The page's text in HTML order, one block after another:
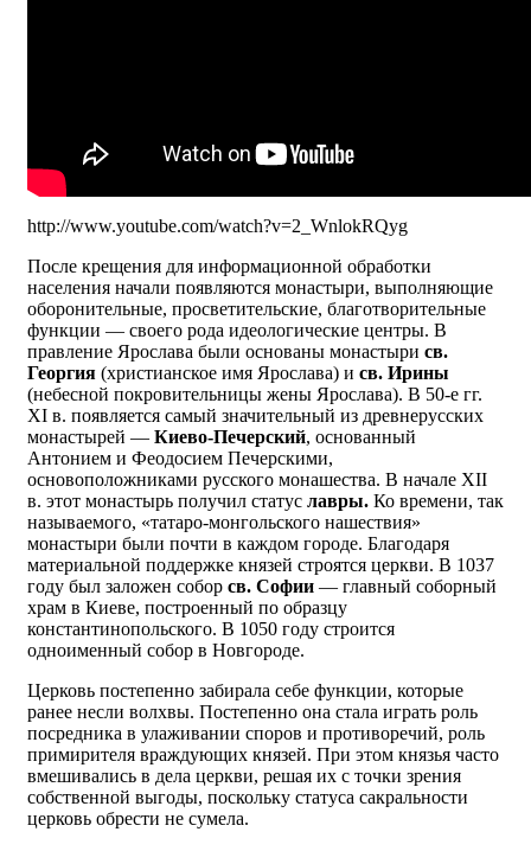
http://www.youtube.com/watch?v=2_WnlokRQyg
После крещения для информационной обработки
населения начали появляются монастыри, выполняющие
оборонительные, просветительские, благотворительные
функции — своего рода идеологические центры. В
правление Ярослава были основаны монастыри св.
Георгия (христианское имя Ярослава) и св. Ирины
(небесной покровительницы жены Ярослава). В 50-е гг.
XI в. появляется самый значительный из древнерусских
монастырей — Киево-Печерский, основанный
Антонием и Феодосием Печерскими,
основоположниками русского монашества. В начале XII
в. этот монастырь получил статус лавры. Ко времени, так
называемого, «татаро-монгольского нашествия»
монастыри были почти в каждом городе. Благодаря
материальной поддержке князей строятся церкви. В 1037
году был заложен собор св. Софии — главный соборный
храм в Киеве, построенный по образцу
константинопольского. В 1050 году строится
одноименный собор в Новгороде.
Церковь постепенно забирала себе функции, которые
ранее несли волхвы. Постепенно она стала играть роль
посредника в улаживании споров и противоречий, роль
примирителя враждующих князей. При этом князья часто
вмешивались в дела церкви, решая их с точки зрения
собственной выгоды, поскольку статуса сакральности
церковь обрести не сумела.